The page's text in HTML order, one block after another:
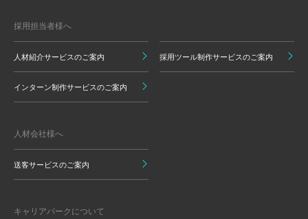
採用担当者様へ
人材紹介サービスのご案内 採用ツール制作サービスのご案内
インターン制作サービスのご案内
人材会社様へ
送客サービスのご案内
キャリアパークについて